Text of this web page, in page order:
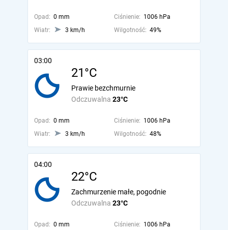
Opad: 0 mm Ciśnienie: 1006 hPa
Wiatr:
3 km/h Wilgotność: 49%
03:00
21°C
Odczuwalna 23°C
Prawie bezchmurnie
Opad: 0 mm Ciśnienie: 1006 hPa
Wiatr:
3 km/h Wilgotność: 48%
04:00
22°C
Odczuwalna 23°C
Zachmurzenie małe, pogodnie
Opad: 0 mm Ciśnienie: 1006 hPa